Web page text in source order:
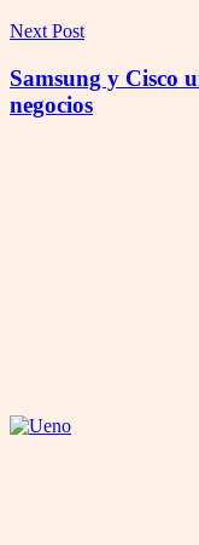
Next Post
Samsung y Cisco
negocios